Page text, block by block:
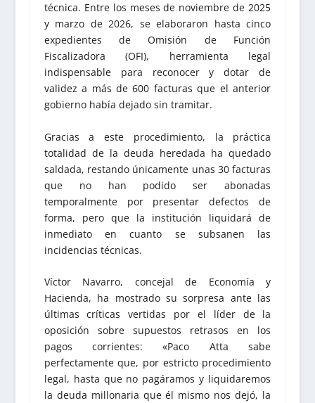
técnica. Entre los meses de noviembre de 2025
y marzo de 2026, se elaboraron hasta cinco
expedientes de Omisión de Función
Fiscalizadora (OFI), herramienta legal
indispensable para reconocer y dotar de
validez a más de 600 facturas que el anterior
gobierno había dejado sin tramitar.
Gracias a este procedimiento, la práctica
totalidad de la deuda heredada ha quedado
saldada, restando únicamente unas 30 facturas
que no han podido ser abonadas
temporalmente por presentar defectos de
forma, pero que la institución liquidará de
inmediato en cuanto se subsanen las
incidencias técnicas.
Víctor Navarro, concejal de Economía y
Hacienda, ha mostrado su sorpresa ante las
últimas críticas vertidas por el líder de la
oposición sobre supuestos retrasos en los
pagos corrientes: «Paco Atta sabe
perfectamente que, por estricto procedimiento
legal, hasta que no pagáramos y liquidaremos
la deuda millonaria que él mismo nos dejó, la